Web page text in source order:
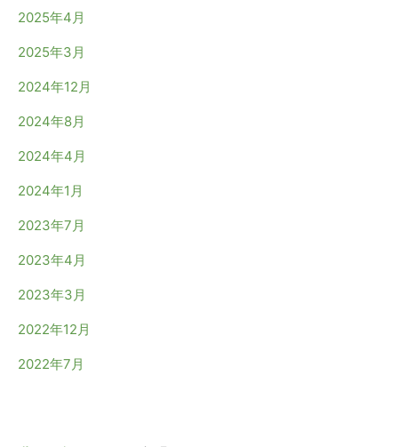
2025年4月
2025年3月
2024年12月
2024年8月
2024年4月
2024年1月
2023年7月
2023年4月
2023年3月
2022年12月
2022年7月